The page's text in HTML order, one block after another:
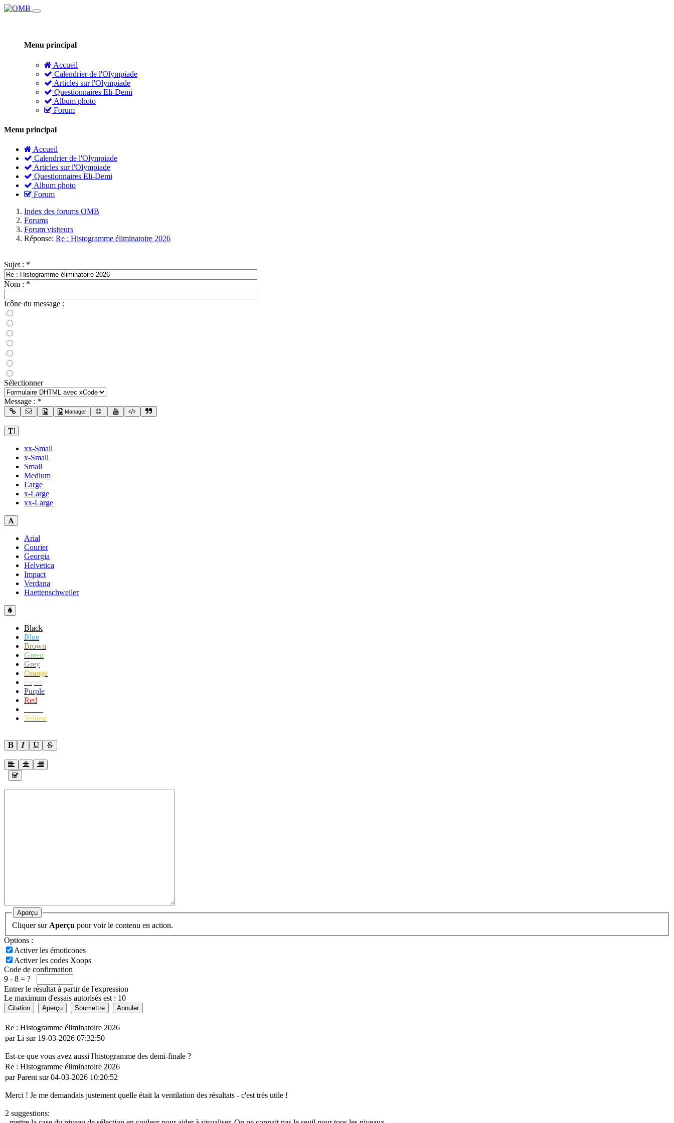
Menu principal
Accueil
Calendrier de l'Olympiade
Articles sur l'Olympiade
Questionnaires Eli-Demi
Album photo
Forum
Menu principal
Accueil
Calendrier de l'Olympiade
Articles sur l'Olympiade
Questionnaires Eli-Demi
Album photo
Forum
Index des forums OMB
Forums
Forum visiteurs
Réponse: Re : Histogramme éliminatoire 2026
Sujet : *
Nom : *
Icône du message :
Sélectionner
Message : *
Manager
xx-Small
x-Small
Small
Medium
Large
x-Large
xx-Large
Arial
Courier
Georgia
Helvetica
Impact
Verdana
Haettenschweiler
Black
Blue
Brown
Green
Grey
Orange
Paper
Purple
Red
Yellow
Aperçu
Cliquer sur Aperçu pour voir le contenu en action.
Options :
Activer les émoticones
Activer les codes Xoops
Code de confirmation
9 - 8 = ?
Entrer le résultat à partir de l'expression
Le maximum d'essais autorisés est : 10
Citation Aperçu Soumettre Annuler
Re : Histogramme éliminatoire 2026
par Li sur 19-03-2026 07:32:50
Est-ce que vous avez aussi l'histogramme des demi-finale ?
Re : Histogramme éliminatoire 2026
par Parent sur 04-03-2026 10:20:52
Merci ! Je me demandais justement quelle était la ventilation des résultats - c'est très utile !
2 suggestions: